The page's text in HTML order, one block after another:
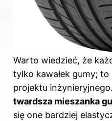
Warto wiedzieć, że
tylko kawałek gumy;
projektu inżynieryjnego.
twardsza mieszanka
się one bardziej